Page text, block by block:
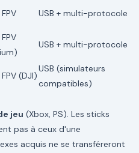
USB + multi-protocole
USB + multi-protocole
(DJI)
USB (simulateurs
compatibles)
jeu (Xbox, PS). Les sticks
pas à ceux d'une
acquis ne se transféreront